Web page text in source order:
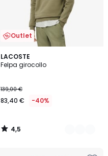
Outlet
LACOSTE
Felpa girocollo
139,00 €
83,40 € -40%
4,5
/ 5
3
Colori
4,5
/